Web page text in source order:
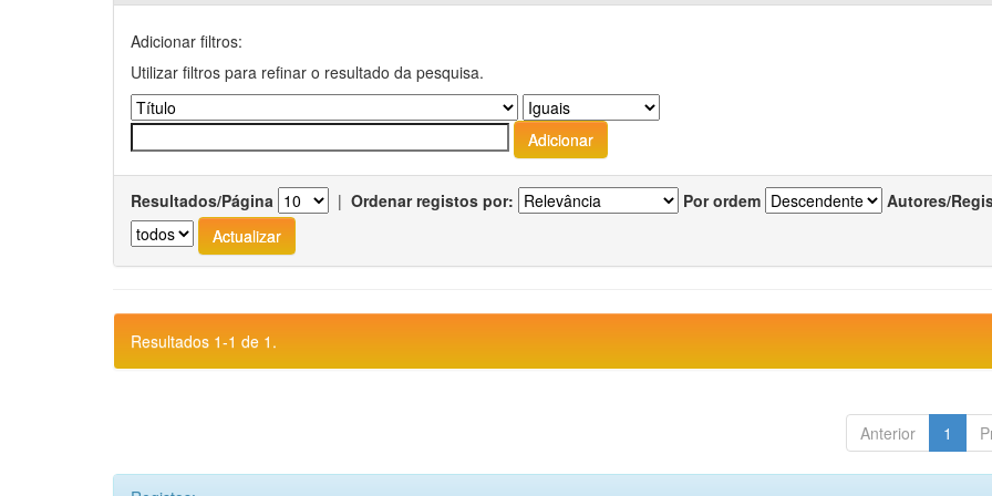
Adicionar filtros:
Utilizar filtros para refinar o resultado da pesquisa.
Resultados/Página | Ordenar registos por: Por ordem Autores/
Resultados 1-1 de 1.
Anterior 1